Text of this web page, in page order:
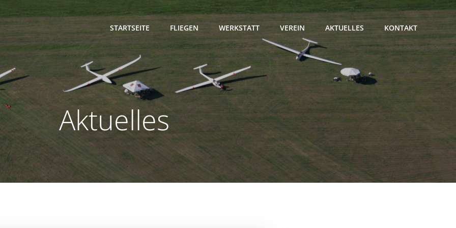
STARTSEITE FLIEGEN WERKSTATT VEREIN AKTUELLES KONTAKT
Aktuelles